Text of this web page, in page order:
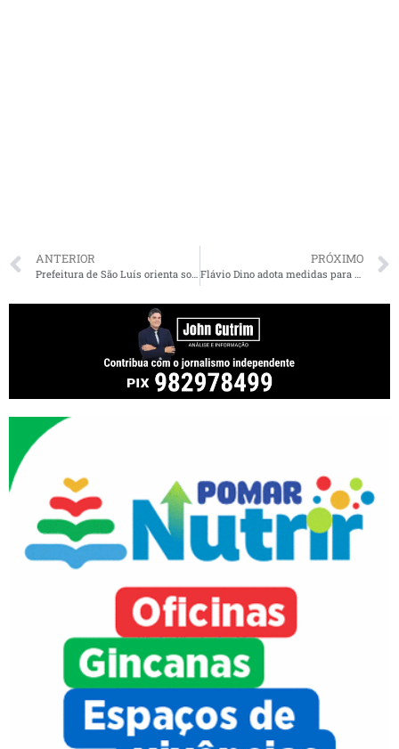
ANTERIOR
Prefeitura de São Luís orienta sobre auxílio emergencial a ser pago pelo Governo Federal em decorrência da Covid-19
PRÓXIMO
Flávio Dino adota medidas para restringir viagens na Semana Santa